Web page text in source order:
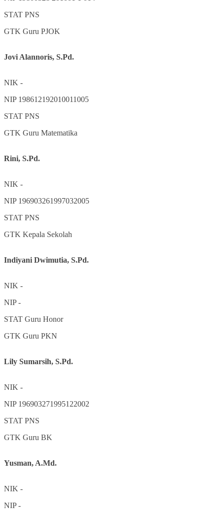
STAT PNS
GTK Guru PJOK
Jovi Alannoris, S.Pd.
NIK -
NIP 198612192010011005
STAT PNS
GTK Guru Matematika
Rini, S.Pd.
NIK -
NIP 196903261997032005
STAT PNS
GTK Kepala Sekolah
Indiyani Dwimutia, S.Pd.
NIK -
NIP-
STAT Guru Honor
GTK Guru PKN
Lily Sumarsih, S.Pd.
NIK -
NIP 196903271995122002
STAT PNS
GTK Guru BK
Yusman, A.Md.
NIK -
NIP-